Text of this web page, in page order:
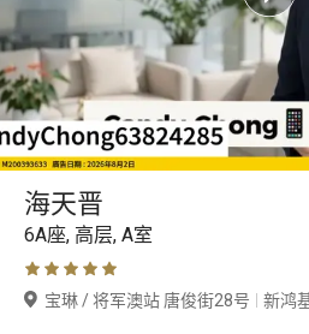
豪宅报告
豪宅资讯
更多楼盘
豪宅专家
海天晋
6A座, 高层, A室
宝琳 / 将军澳站 唐俊街28号 新鸿